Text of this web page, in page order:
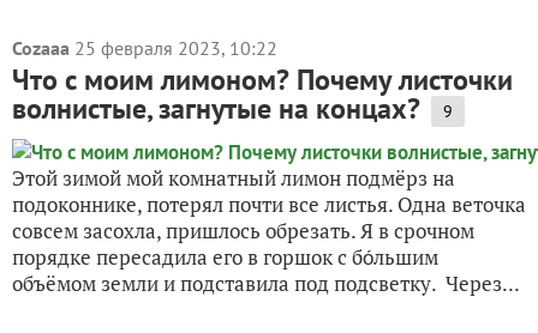
Cozaaa 25 февраля 2023, 10:22
Что с моим лимоном? Почему листочки
волнистые, загнутые на концах? 9
Этой зимой мой комнатный лимон подмёрз на
подоконнике, потерял почти все листья. Одна веточка
совсем засохла, пришлось обрезать. Я в срочном
порядке пересадила его в горшок с бо́льшим
объёмом земли и подставила под подсветку. Через...